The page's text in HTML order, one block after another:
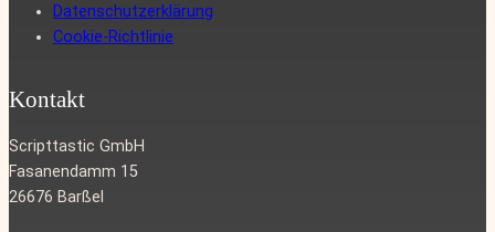
Datenschutzerklärung
Cookie-Richtlinie
Kontakt
Scripttastic GmbH
Fasanendamm 15
26676 Barßel